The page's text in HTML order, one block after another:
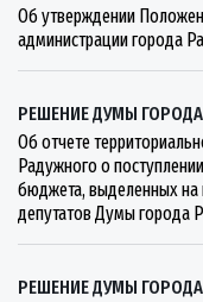
Об утверждении
администрации города
РЕШЕНИЕ ДУМЫ
Об отчете
Радужного о
бюджета, выделенных на
депутатов Думы города
РЕШЕНИЕ ДУМЫ